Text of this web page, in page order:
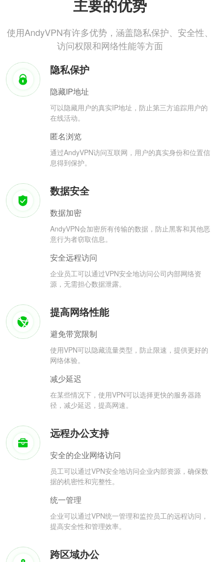
主要的优势
使用AndyVPN有许多优势，涵盖隐私保护、安全性、
访问权限和网络性能等方面
隐私保护
隐藏IP地址
可以隐藏用户的真实IP地址，防止第三方追踪用户的
在线活动。
匿名浏览
通过AndyVPN访问互联网，用户的真实身份和位置信
息得到保护。
数据安全
数据加密
AndyVPN会加密所有传输的数据，防止黑客和其他恶
意行为者窃取信息。
安全远程访问
企业员工可以通过VPN安全地访问公司内部网络资
源，无需担心数据泄露。
提高网络性能
避免带宽限制
使用VPN可以隐藏流量类型，防止限速，提供更好的
网络体验。
减少延迟
在某些情况下，使用VPN可以选择更快的服务器路
径，减少延迟，提高网速。
远程办公支持
安全的企业网络访问
员工可以通过VPN安全地访问企业内部资源，确保数
据的机密性和完整性。
统一管理
企业可以通过VPN统一管理和监控员工的远程访问，
提高安全性和管理效率。
跨区域办公